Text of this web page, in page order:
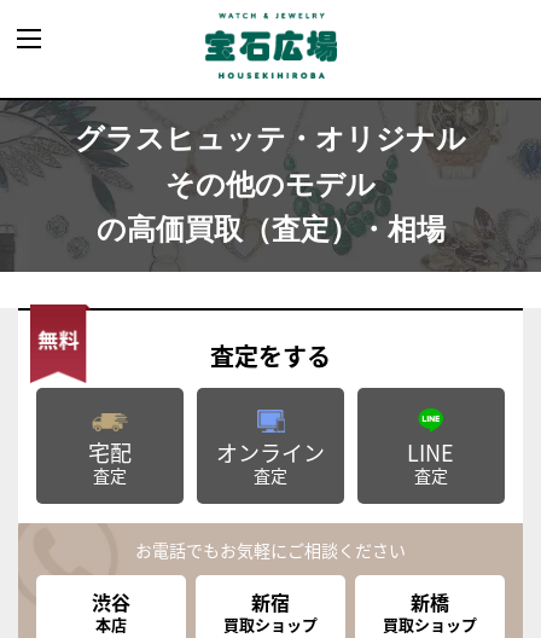
グラスヒュッテ・オリジナル
その他のモデル
の高価買取（査定）・相場
査定をする
宅配
査定
オンライン
査定
LINE
査定
お電話でもお気軽にご相談ください
渋谷
本店
新宿
買取ショップ
新橋
買取ショップ